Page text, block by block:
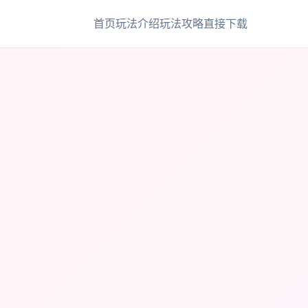
首页玩法介绍玩法攻略直接下载